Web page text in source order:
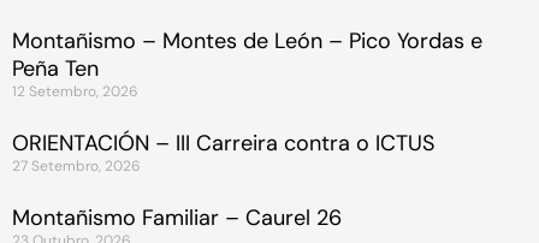
Montañismo – Montes de León – Pico Yordas e
Peña Ten
12 Setembro, 2026
ORIENTACIÓN – III Carreira contra o ICTUS
27 Setembro, 2026
Montañismo Familiar – Caurel 26